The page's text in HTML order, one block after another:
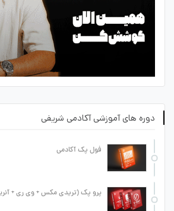
دوره های آموزشی آکادمی شریفی
فول پک آکادمی
پرو پک (تریدی مکس + وی ری +